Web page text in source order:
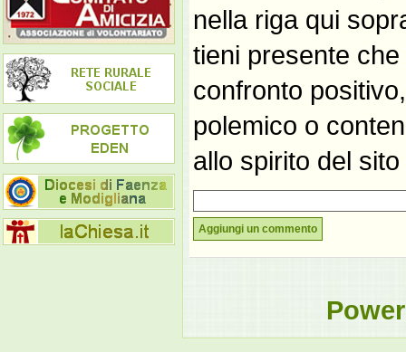
nella riga qui
tieni presente
confronto
polemico o
allo spirito del
Aggiungi un commento